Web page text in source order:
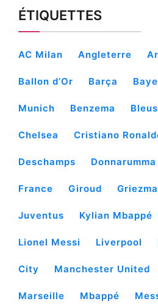
ÉTIQUETTES
AC Milan Angleterre
Ballon d’Or Barça
Munich Benzema Bleus
Chelsea Cristiano
Deschamps Donnarumma
France Giroud
Juventus Kylian Mbappé
Lionel Messi Liverpool
City Manchester United
Marseille Mbappé